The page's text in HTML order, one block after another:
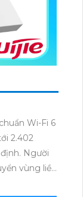
Wi-Fi 6
2.402
Người
vùng liền